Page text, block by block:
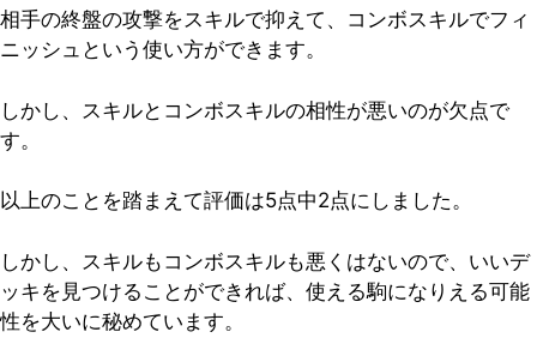
相手の終盤の攻撃をスキルで抑えて、コンボスキルでフィ
ニッシュという使い方ができます。
しかし、スキルとコンボスキルの相性が悪いのが欠点で
す。
以上のことを踏まえて評価は5点中2点にしました。
しかし、スキルもコンボスキルも悪くはないので、いいデ
ッキを見つけることができれば、使える駒になりえる可能
性を大いに秘めています。